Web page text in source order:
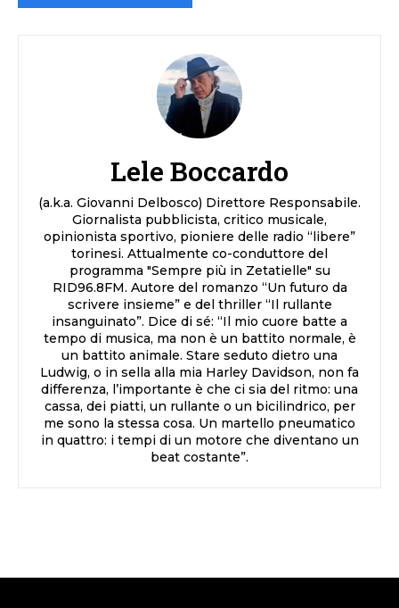
Lele Boccardo
(a.k.a. Giovanni Delbosco) Direttore Responsabile.
Giornalista pubblicista, critico musicale,
opinionista sportivo, pioniere delle radio “libere”
torinesi. Attualmente co-conduttore del
programma "Sempre più in Zetatielle" su
RID96.8FM. Autore del romanzo “Un futuro da
scrivere insieme” e del thriller “Il rullante
insanguinato”. Dice di sé: “Il mio cuore batte a
tempo di musica, ma non è un battito normale, è
un battito animale. Stare seduto dietro una
Ludwig, o in sella alla mia Harley Davidson, non fa
differenza, l’importante è che ci sia del ritmo: una
cassa, dei piatti, un rullante o un bicilindrico, per
me sono la stessa cosa. Un martello pneumatico
in quattro: i tempi di un motore che diventano un
beat costante”.